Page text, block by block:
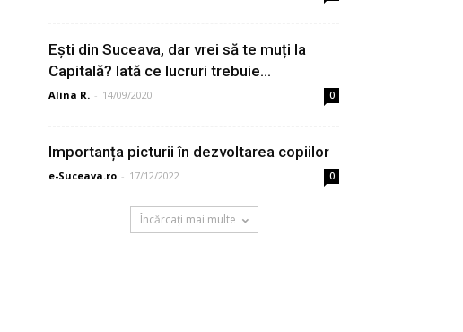
Ești din Suceava, dar vrei să te muți la
Capitală? Iată ce lucruri trebuie...
Alina R. - 14/09/2020 0
Importanța picturii în dezvoltarea copiilor
e-Suceava.ro - 17/12/2022 0
Încărcați mai multe